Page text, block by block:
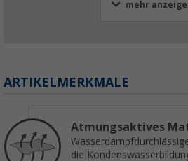
mehr
ARTIKELMERKMALE
Atmungsaktives
die